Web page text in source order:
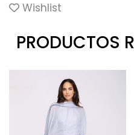
Wishlist
PRODUCTOS